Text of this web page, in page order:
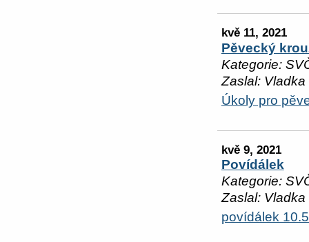
kvě 11, 2021
Pěvecký
Kategorie:
Zaslal: Vladka
Úkoly pro
kvě 9, 2021
Povídálek
Kategorie:
Zaslal: Vladka
povídálek